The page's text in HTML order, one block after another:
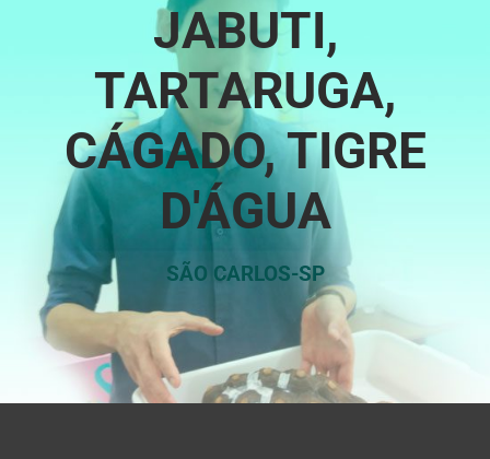
JABUTI,
TARTARUGA,
CÁGADO, TIGRE
D'ÁGUA
SÃO CARLOS-SP